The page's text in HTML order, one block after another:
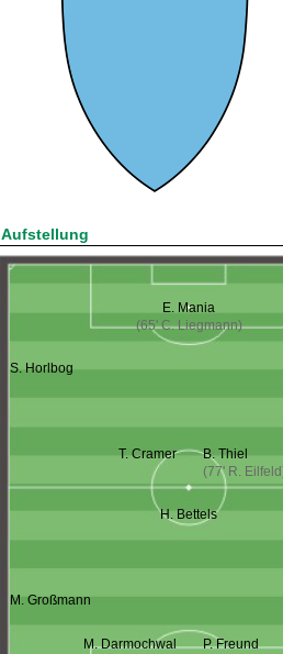
Aufstellung
E. Mania
(65' C. Liegmann)
S. Horlbog
T. Cramer
B. Thiel
(77' R.
H. Bettels
M. Großmann
M. Darmochwal P. Freund